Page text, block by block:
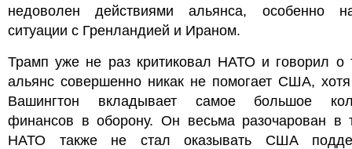
недоволен действиями альянса, особенно
ситуации с Гренландией и Ираном.
Трамп уже не раз критиковал НАТО и говорил о
альянс совершенно никак не помогает США,
Вашингтон вкладывает самое большое
финансов в оборону. Он весьма разочарован в
НАТО также не стал оказывать США